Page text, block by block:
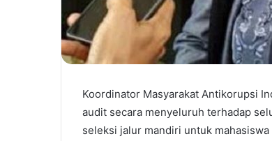
Koordinator Masyarakat Antikorupsi
audit secara menyeluruh terhadap
seleksi jalur mandiri untuk